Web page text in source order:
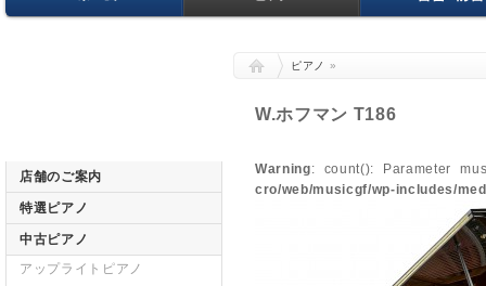
ピアノ »
W.ホフマン T186
Warning: count(): Parameter
cro/web/musicgf/wp-includes/
店舗のご案内
特選ピアノ
中古ピアノ
アップライトピアノ